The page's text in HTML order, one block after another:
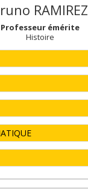
RAMIREZ
Professeur émérite
Histoire